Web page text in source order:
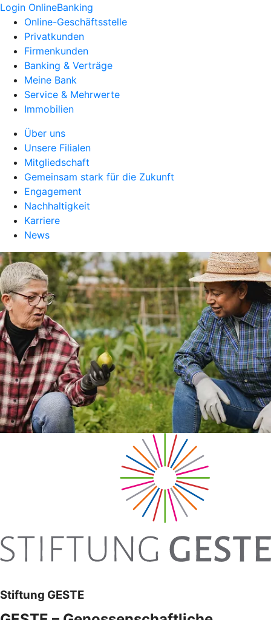
Login OnlineBanking
Online-Geschäftsstelle
Privatkunden
Firmenkunden
Banking & Verträge
Meine Bank
Service & Mehrwerte
Immobilien
Über uns
Unsere Filialen
Mitgliedschaft
Gemeinsam stark für die Zukunft
Engagement
Nachhaltigkeit
Karriere
News
Stiftung GESTE